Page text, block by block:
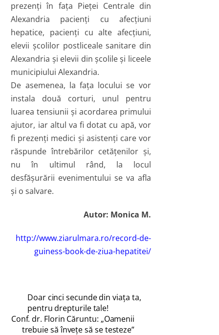
prezenţi în faţa Pieţei Centrale din
Alexandria pacienţi cu afecţiuni
hepatice, pacienţi cu alte afecţiuni,
elevii şcolilor postliceale sanitare din
Alexandria şi elevii din şcolile şi liceele
municipiului Alexandria.
De asemenea, la faţa locului se vor
instala două corturi, unul pentru
luarea tensiunii şi acordarea primului
ajutor, iar altul va fi dotat cu apă, vor
fi prezenţi medici şi asistenţi care vor
răspunde întrebărilor cetăţenilor şi,
nu în ultimul rând, la locul
desfăşurării evenimentului se va afla
şi o salvare.
Autor: Monica M.
http://www.ziarulmara.ro/record-de-
guiness-book-de-ziua-hepatitei/
Doar cinci secunde din viaţa ta,
pentru drepturile tale!
Conf. dr. Florin Căruntu: „Oamenii
trebuie să înveţe să se testeze”